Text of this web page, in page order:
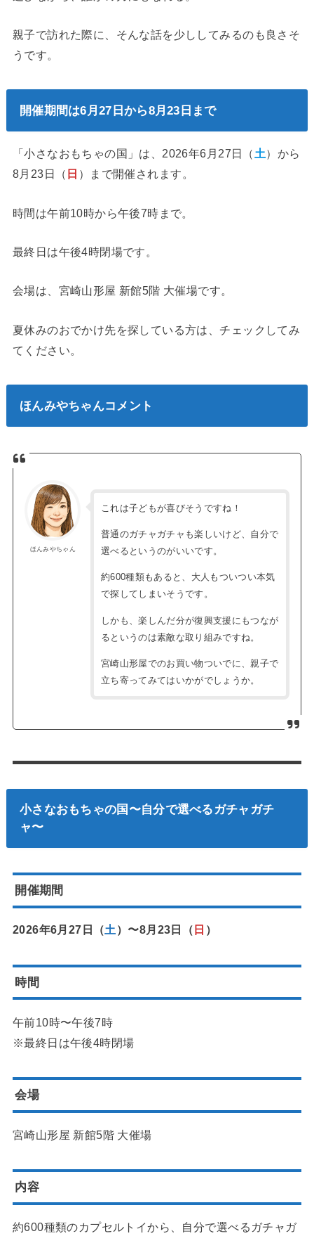
親子で訪れた際に、そんな話を少ししてみるのも良さそ
うです。
開催期間は6月27日から8月23日まで
「小さなおもちゃの国」は、2026年6月27日（ 土）から
8月23日（ 日 ）まで開催されます。
時間は午前10時から午後7時まで。
最終日は午後4時閉場です。
会場は、宮崎山形屋 新館5階 大催場です。
夏休みのおでかけ先を探している方は、チェックしてみ
てください。
ほんみやちゃんコメント
ほんみやちゃん
これは子どもが喜びそうですね！
普通のガチャガチャも楽しいけど、自分で
選べるというのがいいです。
約600種類もあると、大人もついつい本気
で探してしまいそうです。
しかも、楽しんだ分が復興支援にもつなが
るというのは素敵な取り組みですね。
宮崎山形屋でのお買い物ついでに、親子で
立ち寄ってみてはいかがでしょうか。
小さなおもちゃの国〜自分で選べるガチャガチ
ャ〜
開催期間
2026年6月27日（土 ）〜8月23日（ 日 ）
時間
午前10時〜午後7時
※最終日は午後4時閉場
会場
宮崎山形屋 新館5階 大催場
内容
約600種類のカプセルトイから、自分で選べるガチャガ